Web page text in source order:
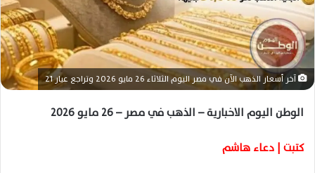
إ
ل
ك
ت
ر
و
ن
ا
آخر أسعار الذهب الآن في مصر اليوم الثلاثاء 26 مايو 2026 وتراجع عيار 21
الوطن اليوم الاخبارية – الذهب في مصر – 26 مايو 2026
كتبت | دعاء هاشم